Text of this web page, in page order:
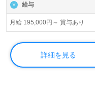
給与
月給 195,000円～ 賞与あり
詳細を見る